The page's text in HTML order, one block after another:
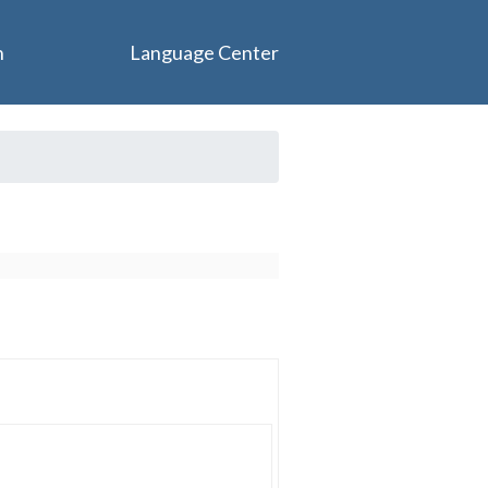
Language Center